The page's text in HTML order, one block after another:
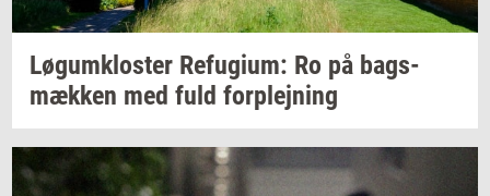
Løgum­klo­ster Re­fu­gi­um: Ro på bags­
mæk­ken med fuld for­plej­ning